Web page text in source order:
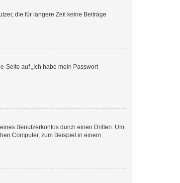
die für längere Zeit keine Beiträge
Seite auf „Ich habe mein Passwort
Benutzerkontos durch einen Dritten. Um
Computer, zum Beispiel in einem